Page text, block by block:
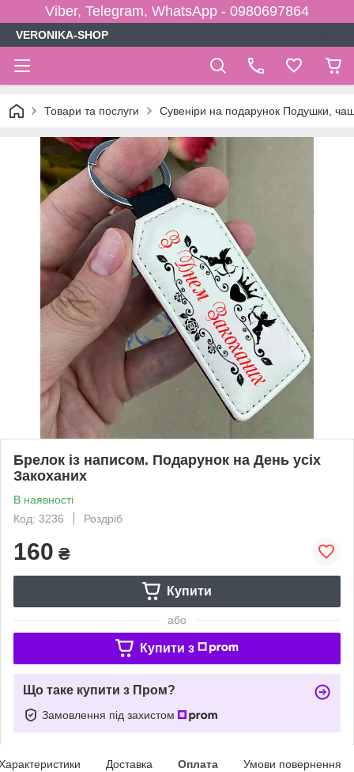
Viber, Telegram, WhatsApp - 0980697864
VERONIKA-SHOP
Товари та послуги Сувеніри на подарунок Подушки,
Брелок із написом. Подарунок на День усіх
Закоханих
В наявності
Код: 3236
Роздріб
160 ₴
Купити
або
Купити з
Що таке купити з Пром?
Замовлення під захистом
Доставка Оплата Умови повернення